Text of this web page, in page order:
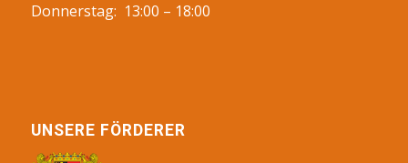
Donnerstag: 13:00 – 18:00
UNSERE FÖRDERER